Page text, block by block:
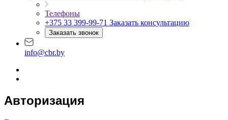
Телефоны
+375 33 399-99-71 Заказать консультацию
Заказать звонок
info@cbr.by
Авторизация